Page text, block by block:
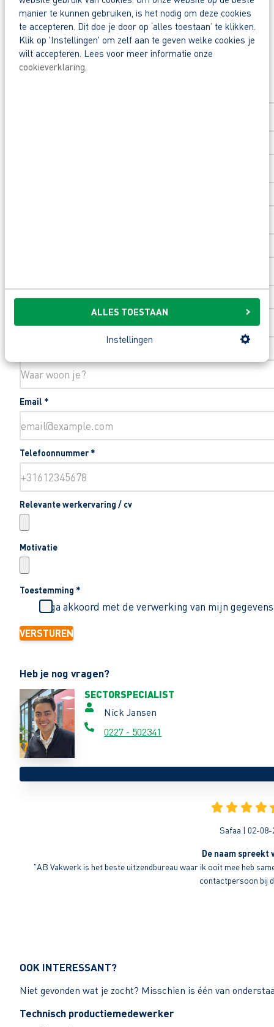
manier te kunnen gebruiken, is het nodig om deze cookies
te accepteren. Dit doe je door op ‘alles toestaan’ te klikken.
Klik op 'Instellingen' om zelf aan te geven welke cookies je
wilt accepteren. Lees voor meer informatie onze
cookieverklaring.
ALLES TOESTAAN
Instellingen
Waarom solliciteren via AB Vakwerk?
Snel naar een vast contract.
Beoordeeld door flexkrachten met een 9+.
Opleidingsvoucher van € 1.000,00 voor een
Heb je eerst nog vragen? App, bel of mail dan
Deel deze vacature:
Solliciteer direct
Toevoeging huisnummer
Email *
Telefoonnummer *
Relevante werkervaring / cv
Motivatie
Toestemming *
Ik ga akkoord met de verwerking van mijn
VERSTUREN
Heb je nog vragen?
SECTORSPECIALIST
Nick Jansen
0227 - 502341
Safaa | 02-08-
De naam spreekt
"AB Vakwerk is het beste uitzendbureau waar ik ooit mee heb
contactpersoon bij
OOK INTERESSANT?
Niet gevonden wat je zocht? Misschien is één van
Technisch productiemedewerker